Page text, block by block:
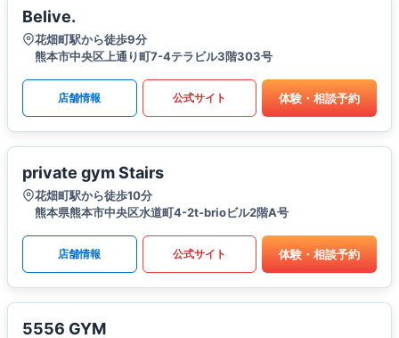
Belive.
花畑町駅から徒歩9分
熊本市中央区上通り町7-4テラビル3階303号
店舗情報 公式サイト 体験・相談予約
private gym Stairs
花畑町駅から徒歩10分
熊本県熊本市中央区水道町4-2t-brioビル2階A号
店舗情報 公式サイト 体験・相談予約
5556 GYM